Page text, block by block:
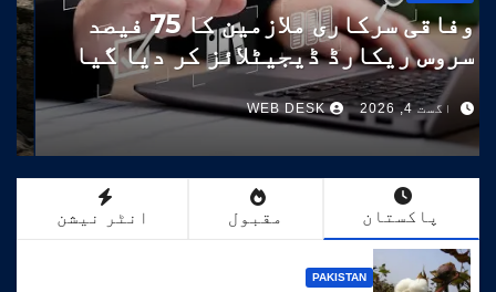
وفاقی سرکاری ملازمین کا 75 فیصد
سروس ریکارڈ ڈیجیٹلائز کر دیا گیا
اگست 4, 2026 WEB DESK
پاکستان مقبول انٹر نیشن
PAKISTAN